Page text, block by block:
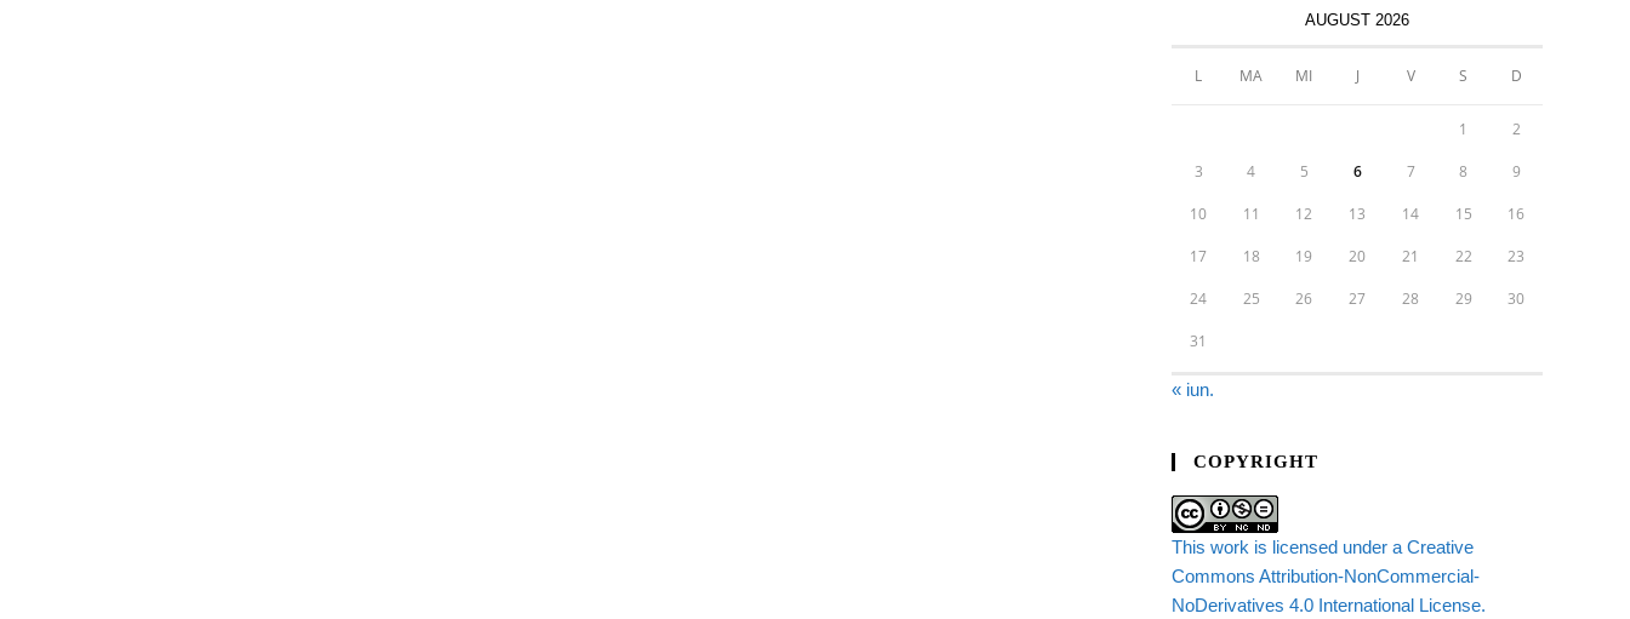
AUGUST 2026
L MA MI J V S D
1 2
3 4 5 6 7 8 9
10 11 12 13 14 15 16
17 18 19 20 21 22 23
24 25 26 27 28 29 30
31
« iun.
COPYRIGHT
This work is licensed under a Creative
Commons Attribution-NonCommercial-
NoDerivatives 4.0 International License.